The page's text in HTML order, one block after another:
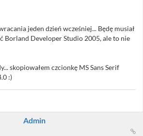
jeden dzień wcześniej... Będę musiał
Borland Developer Studio 2005, ale to nie
skopiowałem czcionkę MS Sans Serif
:)
Admin